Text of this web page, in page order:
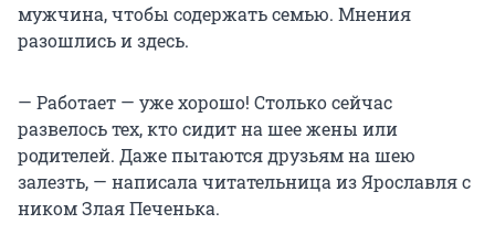
мужчина, чтобы содержать семью. Мнения
разошлись и здесь.
— Работает — уже хорошо! Столько сейчас
развелось тех, кто сидит на шее жены или
родителей. Даже пытаются друзьям на шею
залезть, — написала читательница из Ярославля с
ником Злая Печенька.